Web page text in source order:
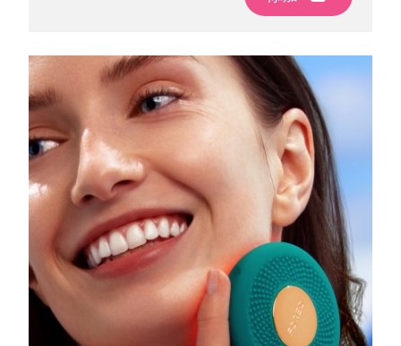
葡萄牙 预计送达日期
波多黎各 预计送达日期
卡塔尔 预计送达日期8/13/26
留尼汪 预计送达日期 8/17/26
罗马尼亚 预计送达日期 8/12/26
俄罗斯 预计送达日期8/20/26
沙特阿拉伯 预计送达日期8/13/26